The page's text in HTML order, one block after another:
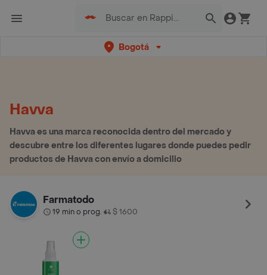
Bogotá
Havva
Havva es una marca reconocida dentro del mercado y
descubre entre los diferentes lugares donde puedes pedir
productos de Havva con envío a domicilio
Farmatodo
19 min o prog.• $ 1600